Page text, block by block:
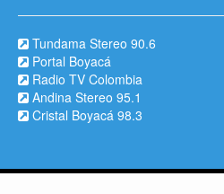
Tundama Stereo 90.6
Portal Boyacá
Radio TV Colombia
Andina Stereo 95.1
Cristal Boyacá 98.3